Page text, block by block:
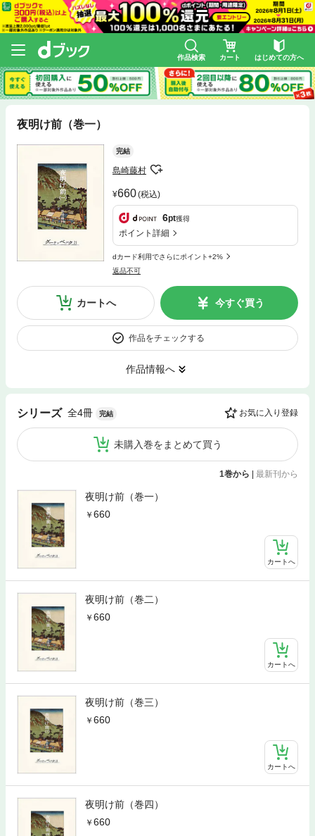
作品検索 カート はじめての方へ
夜明け前（巻一）
完結
島崎藤村
660(税込)
6pt獲得
ポイント詳細
dカード利用でさらにポイント+2%
返品不可
カートへ 今すぐ買う
作品をチェックする
作品情報へ
シリーズ 全4冊 完結 お気に入り登録
未購入巻をまとめて買う
1巻から 最新刊から
夜明け前（巻一）
660
カートへ
夜明け前（巻二）
660
カートへ
夜明け前（巻三）
660
カートへ
夜明け前（巻四）
660